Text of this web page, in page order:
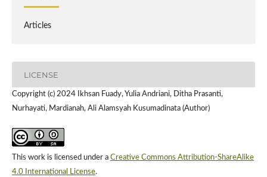
Articles
LICENSE
Copyright (c) 2024 Ikhsan Fuady, Yulia Andriani, Ditha Prasanti,
Nurhayati, Mardianah, Ali Alamsyah Kusumadinata (Author)
This work is licensed under a Creative Commons Attribution-ShareAlike
4.0 International License.